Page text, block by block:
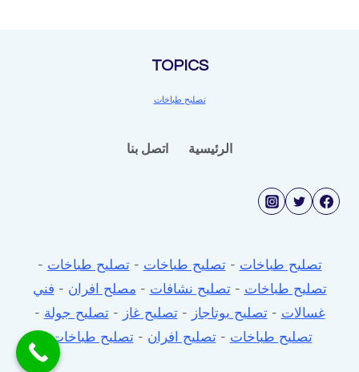
TOPICS
تصليح طباخات
الرئيسية اتصل بنا
تصليح طباخات -تصليح طباخات -تصليح طباخات -
تصليح طباخات -تصليح نشافات - مصلح افران - فني
غسالات -تصليح بوتاجاز -تصليح غاز -تصليح جولة -
تصليح طباخات -تصليح افران -تصليح طباخات